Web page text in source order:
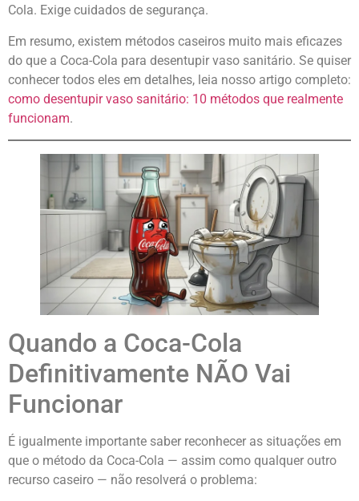
Cola. Exige cuidados de segurança.
Em resumo, existem métodos caseiros muito mais eficazes
do que a Coca-Cola para desentupir vaso sanitário. Se quiser
conhecer todos eles em detalhes, leia nosso artigo completo:
como desentupir vaso sanitário: 10 métodos que realmente
funcionam.
Quando a Coca-Cola
Definitivamente NÃO Vai
Funcionar
É igualmente importante saber reconhecer as situações em
que o método da Coca-Cola — assim como qualquer outro
recurso caseiro — não resolverá o problema: